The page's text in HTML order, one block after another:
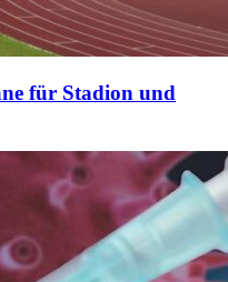
für Stadion und